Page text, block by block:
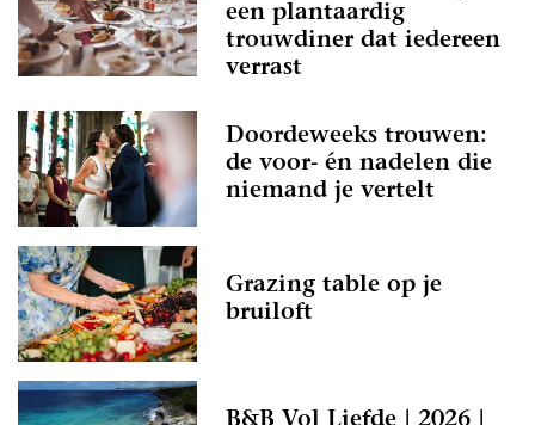
een plantaardig
trouwdiner dat iedereen
verrast
Doordeweeks trouwen:
de voor- én nadelen die
niemand je vertelt
Grazing table op je
bruiloft